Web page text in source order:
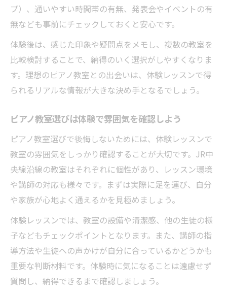
プ）、通いやすい時間帯の有無、発表会やイベントの有
無なども事前にチェックしておくと安心です。
体験後は、感じた印象や疑問点をメモし、複数の教室を
比較検討することで、納得のいく選択がしやすくなりま
す。理想のピアノ教室との出会いは、体験レッスンで得
られるリアルな情報が大きな決め手となるでしょう。
ピアノ教室選びは体験で雰囲気を確認しよう
ピアノ教室選びで後悔しないためには、体験レッスンで
教室の雰囲気をしっかり確認することが大切です。JR中
央線沿線の教室はそれぞれに個性があり、レッスン環境
や講師の対応も様々です。まずは実際に足を運び、自分
や家族が心地よく通えるかを見極めましょう。
体験レッスンでは、教室の設備や清潔感、他の生徒の様
子などもチェックポイントとなります。また、講師の指
導方法や生徒への声かけが自分に合っているかどうかも
重要な判断材料です。体験時に気になることは遠慮せず
質問し、納得できるまで確認しましょう。